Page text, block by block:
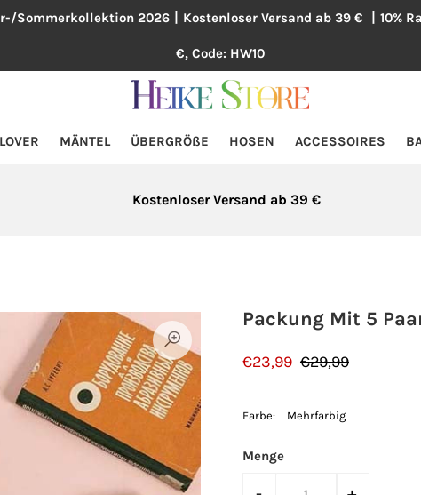
Sommerkollektion 2026丨Kostenloser Versand ab 39 € 丨10%
€, Code: HW10
MÄNTEL ÜBERGRÖßE HOSEN ACCESSOIRES
Kostenloser Versand ab 39 €
Packung Mit 5
€23,99 €29,99
Farbe: Mehrfarbig
Menge